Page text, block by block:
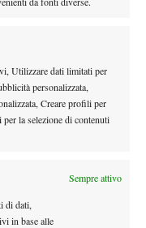
Utilizzare dati limitati per
personalizzata,
Creare profili per
la selezione di contenuti
Sempre attivo
di dati,
in base alle
dopo l’infortunio
è stato
del caldo, ma ho
Vincere davanti alla
il giovane romano.
all’omero, ma ora è